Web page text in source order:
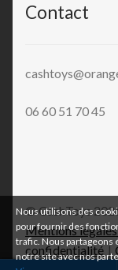
Contact
06 60 51 70 45
© CashToys
Mentions
confidentialité
Nous utilisons des
pour fournir des
trafic. Nous
notre site avec nos